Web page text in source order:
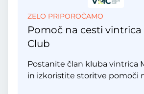
ZELO PRIPOROČAMO
Pomoč na cesti
Club
Postanite član kluba vintrica
in izkoristite storitve pomoči